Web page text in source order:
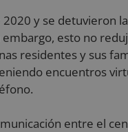
y se detuvieron
embargo, esto no
residentes y sus
encuentros
entre el